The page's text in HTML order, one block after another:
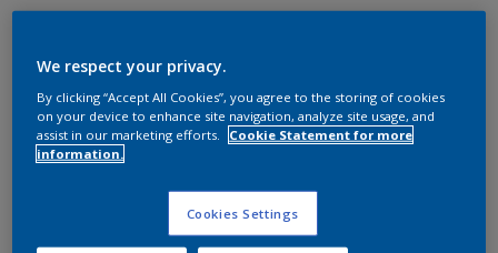
We respect your privacy.
By clicking “Accept All Cookies”, you agree to the storing of cookies
on your device to enhance site navigation, analyze site usage, and
assist in our marketing efforts.
Cookie Statement for more
information.
Cookies Settings